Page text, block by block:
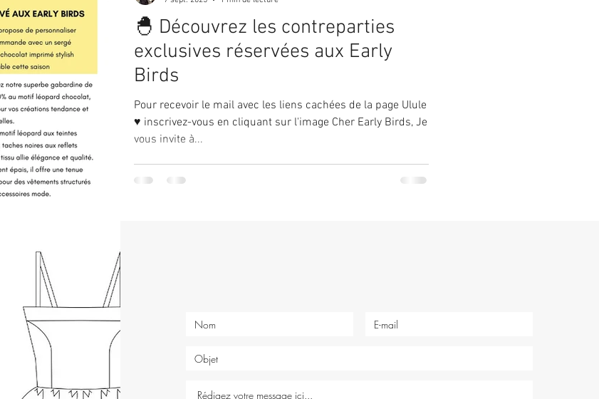
🐣 Découvrez les contreparties
exclusives réservées aux Early
Birds
Pour recevoir le mail avec les liens cachées de la page Ulule
♥ inscrivez-vous en cliquant sur l'image Cher Early Birds, Je
vous invite à...